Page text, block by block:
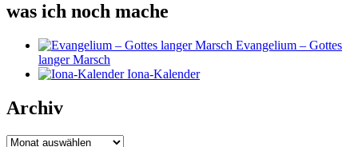
was ich noch mache
Evangelium – Gottes
langer Marsch
Iona-Kalender
Archiv
Archiv